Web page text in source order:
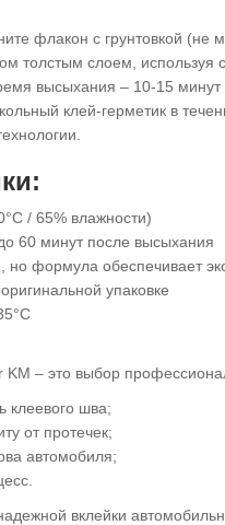
флакон с грунтовкой (не
толстым слоем, используя
высыхания – 10-15 минут
клей-герметик в
/ 65% влажности)
60 минут после высыхания
формула обеспечивает
упаковке
– это выбор
клеевого шва;
от протечек;
автомобиля;
вклейки